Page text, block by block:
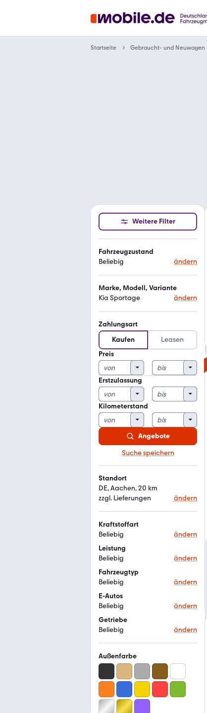
Startseite Gebraucht- und Neuwagen
Weitere Filter
Fahrzeugzustand
Beliebig
ändern
Marke, Modell, Variante
Kia Sportage
ändern
Zahlungsart
Kaufen
Leasen
Preis
Erstzulassung
Kilometerstand
Angebote
Suche speichern
Standort
DE, Aachen, 20 km
zzgl. Lieferungen
ändern
Kraftstoffart
Beliebig
ändern
Leistung
Beliebig
ändern
Fahrzeugtyp
Beliebig
ändern
E-Autos
Beliebig
ändern
Getriebe
Beliebig
ändern
Außenfarbe